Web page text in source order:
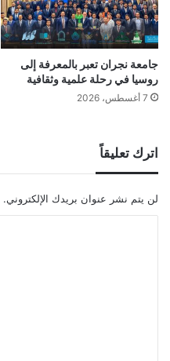
جامعة نجران تعبر بالمعرفة إلى
روسيا في رحلة علمية وثقافية
7 أغسطس، 2026
اترك تعليقاً
لن يتم نشر عنوان بريدك الإلكتروني.